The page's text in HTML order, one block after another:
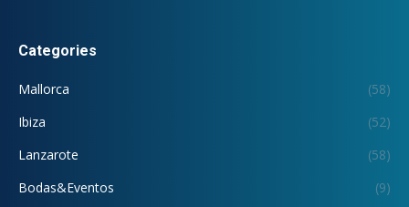
Categories
Mallorca
(58)
Ibiza
(52)
Lanzarote
(58)
Bodas&Eventos
(9)